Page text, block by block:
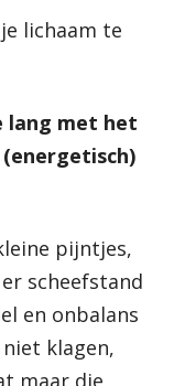
lichaam te
lang met het
pijntjes,
scheefstand
en onbalans
klagen,
maar die